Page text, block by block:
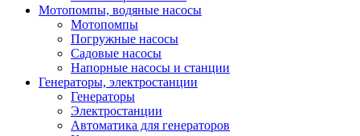
Мотопомпы, водяные насосы
Мотопомпы
Погружные насосы
Садовые насосы
Напорные насосы и станции
Генераторы, электростанции
Генераторы
Электростанции
Автоматика для генераторов